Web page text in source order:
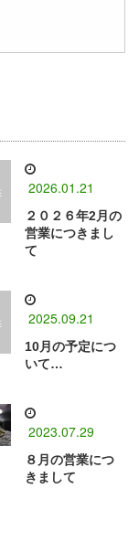
2026.01.21
２０２６年2月の
営業につきまし
て
2025.09.21
10月の予定につ
いて…
2023.07.29
８月の営業につ
きまして